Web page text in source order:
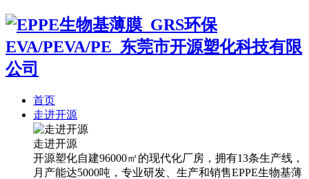
首页
走进开源
走进开源
开源塑化自建96000㎡的现代化厂房，拥有13条生产线，
月产能达5000吨，专业研发、生产和销售EPPE生物基薄